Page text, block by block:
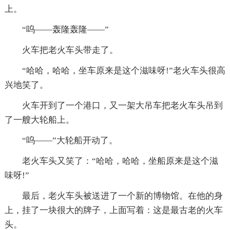
上。
“呜——轰隆轰隆——”
火车把老火车头带走了。
“哈哈，哈哈，坐车原来是这个滋味呀!”老火车头很高
兴地笑了。
火车开到了一个港口，又一架大吊车把老火车头吊到
了一艘大轮船上。
“呜——”大轮船开动了。
老火车头又笑了：“哈哈，哈哈，坐船原来是这个滋
味呀!”
最后，老火车头被送进了一个新的博物馆。在他的身
上，挂了一块很大的牌子，上面写着：这是最古老的火车
头。